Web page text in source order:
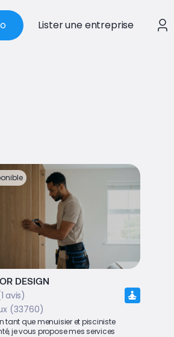
Lister une entreprise
DESIGN
avis)
(33760)
tant que menuisier et pisciniste
je vous propose mes services